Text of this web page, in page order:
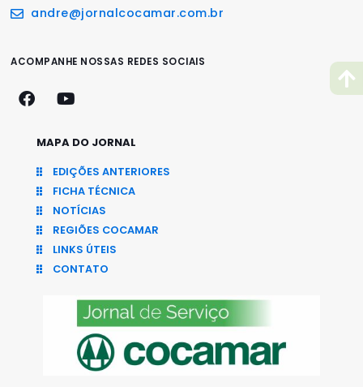
andre@jornalcocamar.com.br
ACOMPANHE NOSSAS REDES SOCIAIS
MAPA DO JORNAL
EDIÇÕES ANTERIORES
FICHA TÉCNICA
NOTÍCIAS
REGIÕES COCAMAR
LINKS ÚTEIS
CONTATO